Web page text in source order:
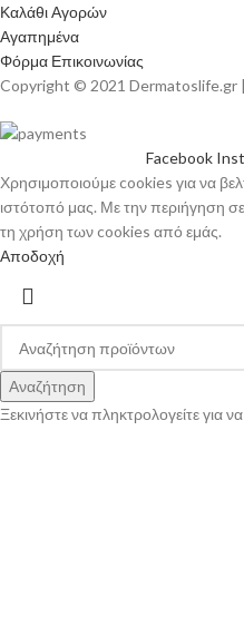
Καλάθι Αγορών
Αγαπημένα
Φόρμα Επικοινωνίας
Copyright © 2021 Dermatoslife.gr
Facebook
Χρησιμοποιούμε cookies για να
ιστότοπό μας. Με την περιήγηση
τη χρήση των cookies από εμάς.
Αποδοχή
Αναζήτηση
Ξεκινήστε να πληκτρολογείτε για